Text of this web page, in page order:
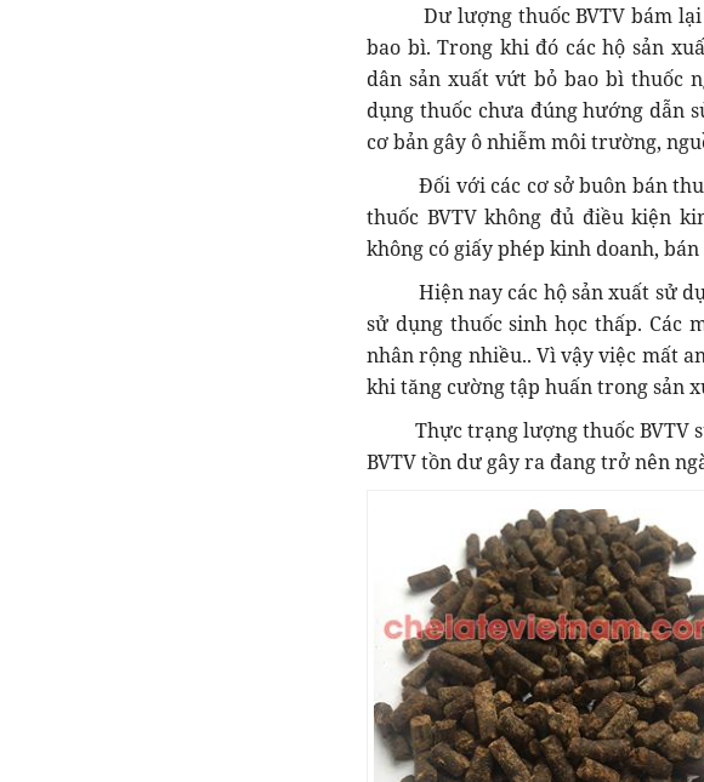
Dư lượng thuốc BVTV bám lại
bao bì. Trong khi đó các hộ sản
dân sản xuất vứt bỏ bao bì thuốc
dụng thuốc chưa đúng hướng dẫn
cơ bản gây ô nhiễm môi trường,
Đối với các cơ sở buôn bán
thuốc BVTV không đủ điều kiện
không có giấy phép kinh doanh,
Hiện nay các hộ sản xuất sử
sử dụng thuốc sinh học thấp. Các
nhân rộng nhiều.. Vì vậy việc mất
khi tăng cường tập huấn trong sản
Thực trạng lượng thuốc BVTV
BVTV tồn dư gây ra đang trở nên